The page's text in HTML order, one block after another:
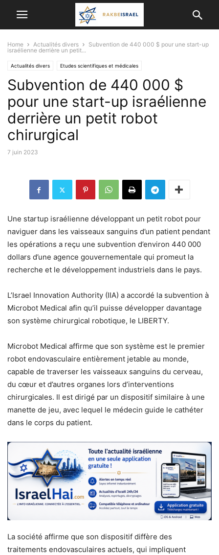
Home Actualités divers
Subvention de 440 000 $ pour une start-up
israélienne derrière un petit...
Actualités divers Etudes scientifiques et médicales
RÉALISATIONS MÉDICALES SCIENCE ET TECHNOLOGIE
Subvention de 440 000 $
pour une start-up israélienne
derrière un petit robot
chirurgical
7 juin 2023
Une startup israélienne développant un petit robot pour
naviguer dans les vaisseaux sanguins d’un patient pendant
les opérations a reçu une subvention d’environ 440 000
dollars d’une agence gouvernementale qui promeut la
recherche et le développement industriels dans le pays.
L’Israel Innovation Authority (IIA) a accordé la subvention à
Microbot Medical afin qu’il puisse développer davantage
son système chirurgical robotique, le LIBERTY.
Microbot Medical affirme que son système est le premier
robot endovasculaire entièrement jetable au monde,
capable de traverser les vaisseaux sanguins du cerveau,
du cœur et d’autres organes lors d’interventions
chirurgicales. Il est dirigé par un dispositif similaire à une
manette de jeu, avec lequel le médecin guide le cathéter
dans le corps du patient.
La société affirme que son dispositif diffère des
traitements endovasculaires actuels, qui impliquent